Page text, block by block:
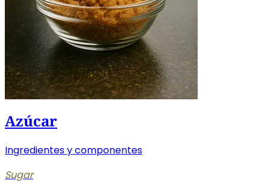
Azúcar
Ingredientes y componentes
Sugar